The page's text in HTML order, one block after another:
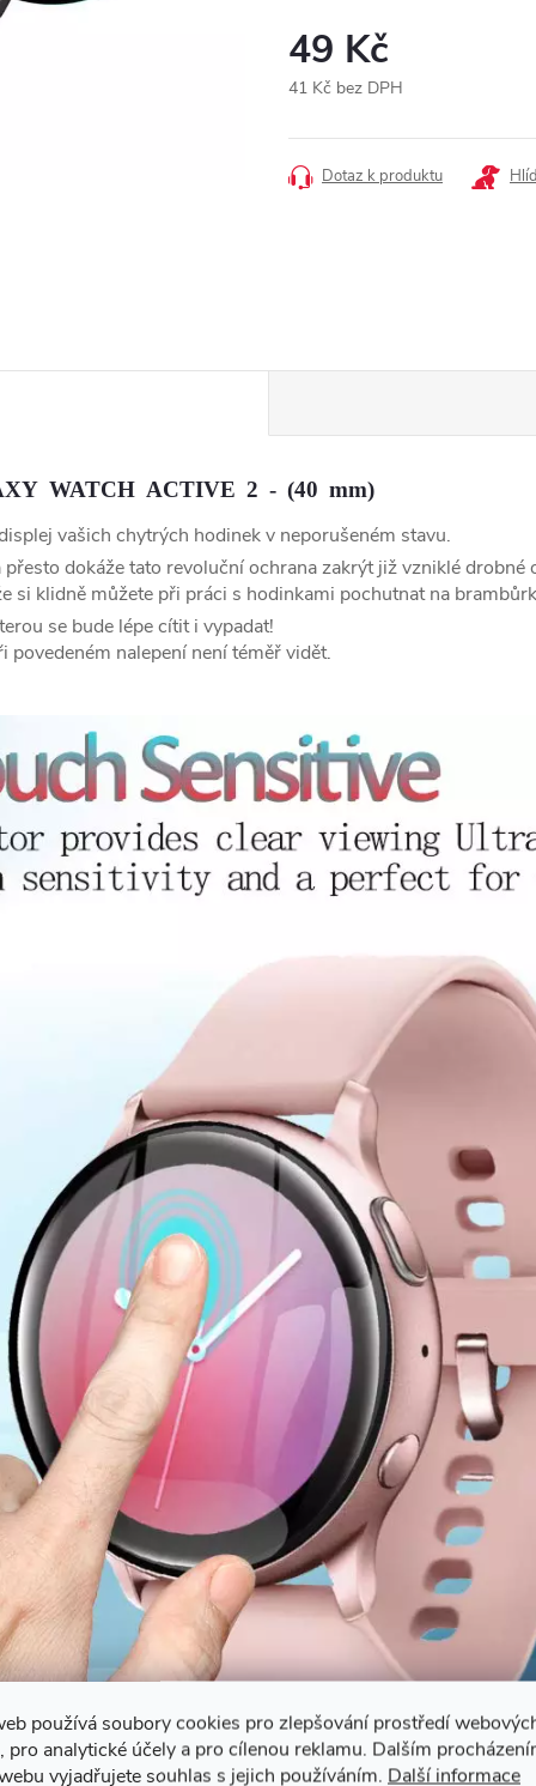
používá soubory cookies pro zlepšování prostředí
pro analytické účely a pro cílenou reklamu. Dalším
vyjadřujete souhlas s jejich používáním. Další informace
49 Kč
41 Kč bez DPH
cena:
Dotaz k produktu
WATCH ACTIVE 2 - (40 mm)
vašich chytrých hodinek v neporušeném stavu.
dokáže tato revoluční ochrana zakrýt již vzniklé drobné
si klidně můžete při práci s hodinkami pochutnat na
se bude lépe cítit i vypadat!
nalepení není téměř vidět.